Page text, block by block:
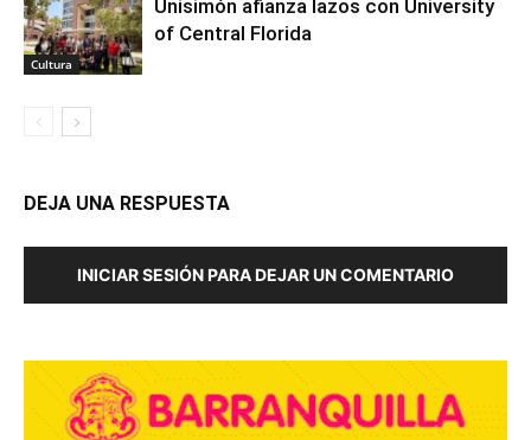
Cultura
Unisimón afianza lazos con University
of Central Florida
DEJA UNA RESPUESTA
INICIAR SESIÓN PARA DEJAR UN COMENTARIO